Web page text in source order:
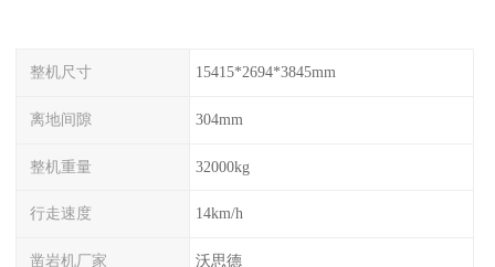
整机尺寸 15415*2694*3845mm
离地间隙 304mm
整机重量 32000kg
行走速度 14km/h
凿岩机厂家 沃思德